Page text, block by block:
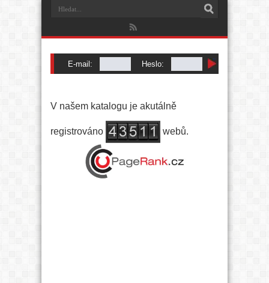
E-mail: Heslo:
V našem katalogu je akutálně
registrováno webů.